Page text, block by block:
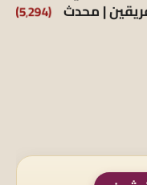
| محدث (5٬294)